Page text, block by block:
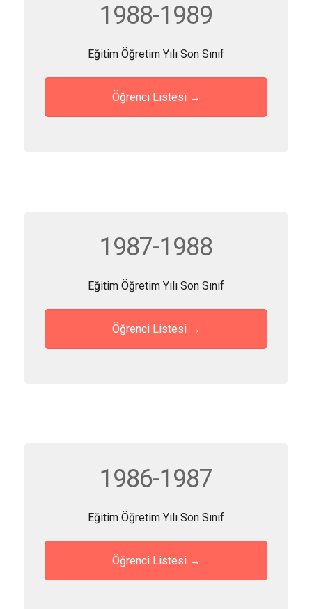
1988-1989
Eğitim Öğretim Yılı Son Sınıf
Öğrenci Listesi →
1987-1988
Eğitim Öğretim Yılı Son Sınıf
Öğrenci Listesi →
1986-1987
Eğitim Öğretim Yılı Son Sınıf
Öğrenci Listesi →